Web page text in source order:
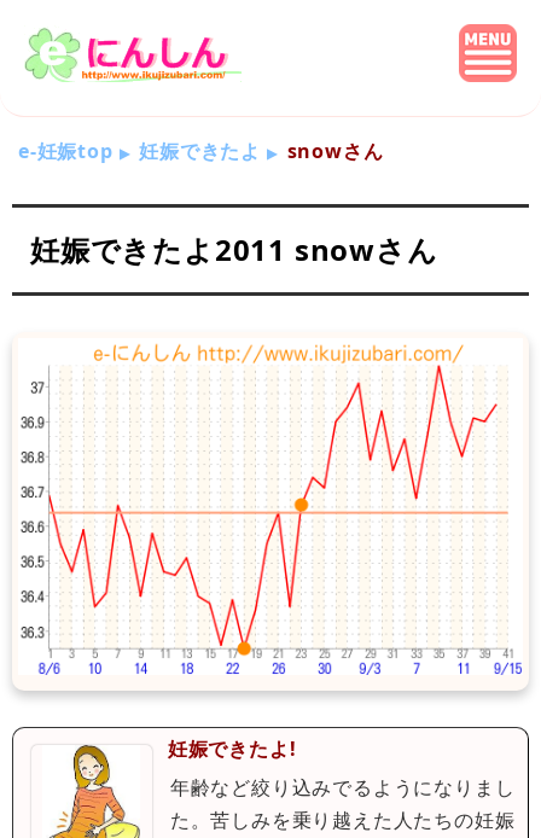
e-妊娠top 妊娠できたよ snowさん
妊娠できたよ2011 snowさん
妊娠できたよ!
年齢など絞り込みでるようになりまし
た。苦しみを乗り越えた人たちの妊娠